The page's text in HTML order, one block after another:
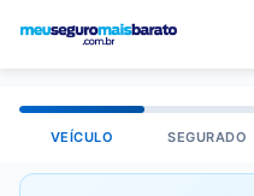
VEÍCULO SEGURADO